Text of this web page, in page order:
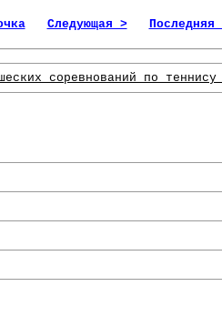
Следующая > Последняя
соревнований по теннису